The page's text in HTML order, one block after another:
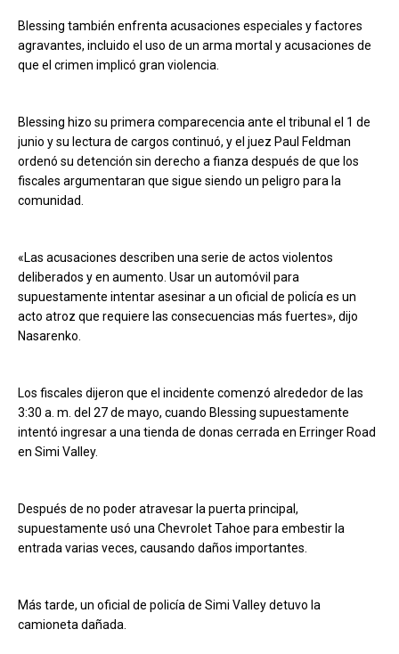
Blessing también enfrenta acusaciones especiales y factores
agravantes, incluido el uso de un arma mortal y acusaciones de
que el crimen implicó gran violencia.
Blessing hizo su primera comparecencia ante el tribunal el 1 de
junio y su lectura de cargos continuó, y el juez Paul Feldman
ordenó su detención sin derecho a fianza después de que los
fiscales argumentaran que sigue siendo un peligro para la
comunidad.
«Las acusaciones describen una serie de actos violentos
deliberados y en aumento. Usar un automóvil para
supuestamente intentar asesinar a un oficial de policía es un
acto atroz que requiere las consecuencias más fuertes», dijo
Nasarenko.
Los fiscales dijeron que el incidente comenzó alrededor de las
3:30 a. m. del 27 de mayo, cuando Blessing supuestamente
intentó ingresar a una tienda de donas cerrada en Erringer Road
en Simi Valley.
Después de no poder atravesar la puerta principal,
supuestamente usó una Chevrolet Tahoe para embestir la
entrada varias veces, causando daños importantes.
Más tarde, un oficial de policía de Simi Valley detuvo la
camioneta dañada.